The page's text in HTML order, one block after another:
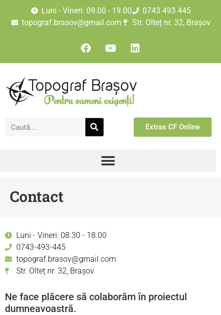
Luni - Vineri: 09.00 - 19.00
0743 493 445
topograf.brasov@gmail.com
Str. Olteț nr. 32, Brașov
Extras CF Online
Contact
Luni - Vineri: 08.30 - 18.00
0743-493-445
topograf.brasov@gmail.com
Str. Olteț nr. 32, Brașov
Ne face plăcere să colaborăm în proiectul
dumneavoastră.